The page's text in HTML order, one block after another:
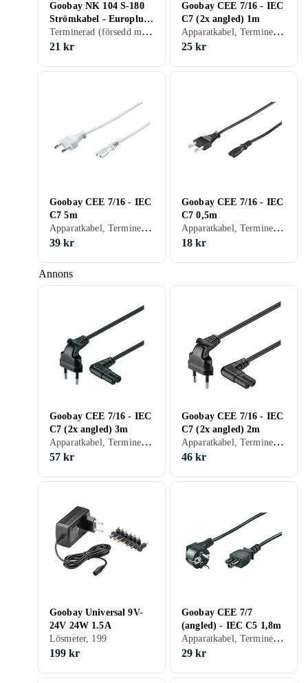
Annons
Goobay NK 104 S-180
Strömkabel - Europlug
till IEC 60320 C7 - 2.5
A - 1.8 m - Svart
Terminerad (försedd med kontakter), 21
21 kr
Goobay CEE 7/16 - IEC
C7 (2x angled) 1m
Apparatkabel, Terminerad (försedd med kontakter), 25
25 kr
Goobay CEE 7/16 - IEC
C7 5m
Apparatkabel, Terminerad (försedd med kontakter), 7.8
39 kr
Goobay CEE 7/16 - IEC
C7 0,5m
Apparatkabel, Terminerad (försedd med kontakter), 36
18 kr
Goobay CEE 7/16 - IEC
C7 (2x angled) 3m
Apparatkabel, Terminerad (försedd med kontakter), 19
57 kr
Goobay CEE 7/16 - IEC
C7 (2x angled) 2m
Apparatkabel, Terminerad (försedd med kontakter), 23
46 kr
Goobay Universal 9V-
24V 24W 1.5A
Lösmeter, 199
199 kr
Goobay CEE 7/7
(angled) - IEC C5 1,8m
Apparatkabel, Terminerad (försedd med kontakter), 16.11
29 kr